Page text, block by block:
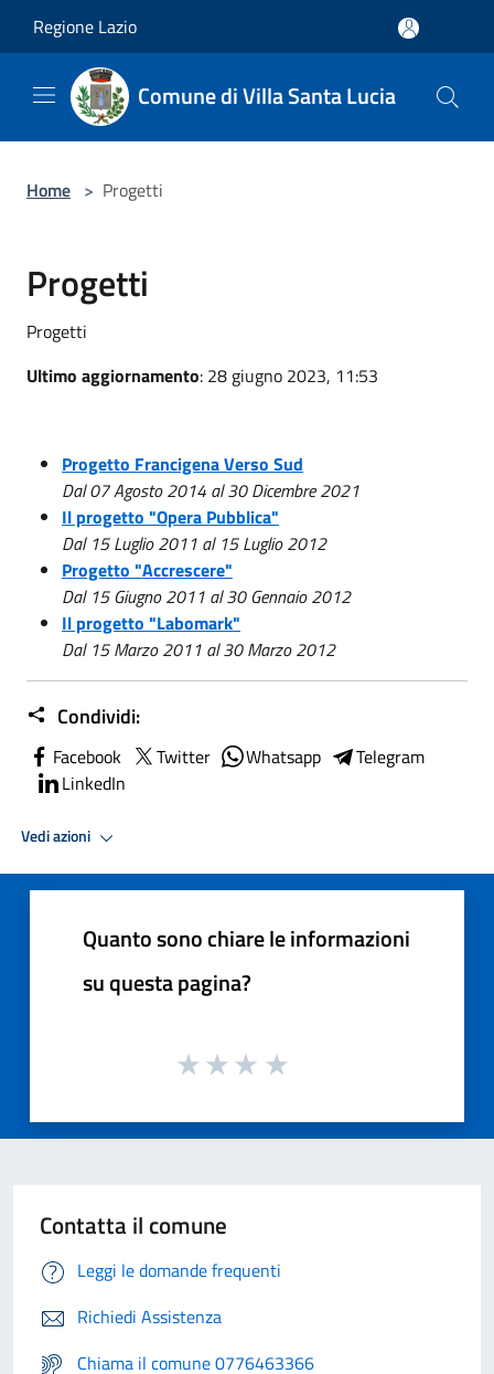
Regione Lazio
Comune di Villa Santa Lucia
Home > Progetti
Progetti
Progetti
Ultimo aggiornamento: 28 giugno 2023, 11:53
Progetto Francigena Verso Sud
Dal 07 Agosto 2014 al 30 Dicembre 2021
Il progetto "Opera Pubblica"
Dal 15 Luglio 2011 al 15 Luglio 2012
Progetto "Accrescere"
Dal 15 Giugno 2011 al 30 Gennaio 2012
Il progetto "Labomark"
Dal 15 Marzo 2011 al 30 Marzo 2012
Condividi:
Facebook Twitter Whatsapp
Telegram
LinkedIn
Vedi azioni
Quanto sono chiare le informazioni
su questa pagina?
Contatta il comune
Leggi le domande frequenti
Richiedi Assistenza
Chiama il comune 0776463366